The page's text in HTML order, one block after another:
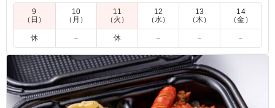
5.0
自家製ローストビーフと香り豊かな若鶏のハーブ焼きの組
み合わせは豪華で、女性陣に大人気でした。 彩り豊かな
副菜とともに目でも楽しめるお弁当でした。 全体的に上
品な味付けで美味しかったのですが、ローストビーフの味
付けがもう少しはっきりしていると、さらにお肉の満足感
が上がり嬉しいです。
9
（日）
10
（月）
11
（火）
12
（水）
13
（木）
14
（金）
休 － 休 － － －